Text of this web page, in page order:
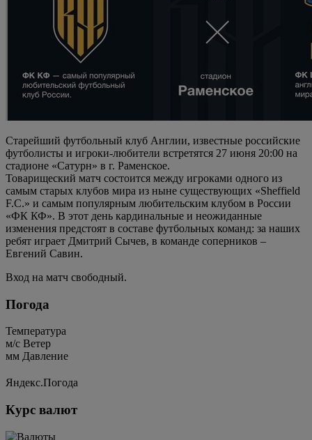
Старейший футбольный клуб Англии, известные российские
футболисты и игроки-любители встретятся 27 июня 20:00 на
стадионе «Сатурн» в г. Раменское.
Товарищеский матч состоится между игроками одного из
самым старых клубов мира из ныне существующих «Sheffield
F.C.» и самым популярным любительским клубом в России
«ФК КФ». В этот день кардинальные и неожиданные
изменения предстоят в составе футбольных команд: за наших
ребят играет Дмитрий Сычев, в команде соперников –
Евгений Савин.
Вход на матч свободный.
Погода
Температура
м/c Ветер
мм Давление
Яндекс.Погода
Курс валют